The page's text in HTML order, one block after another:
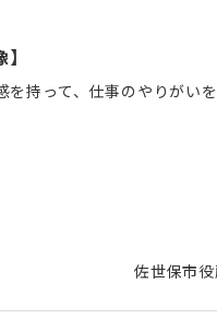
を持って、仕事のやりがい
佐世保市